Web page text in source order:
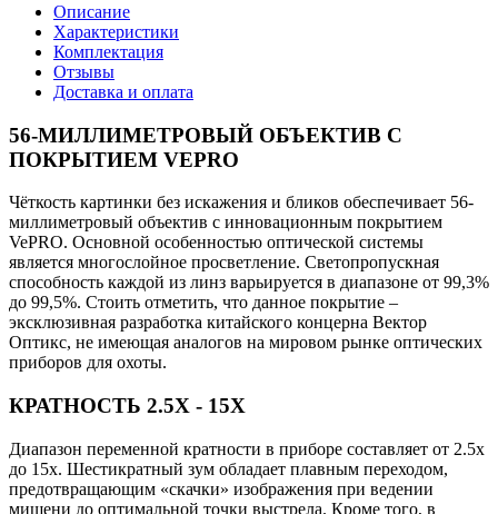
Описание
Характеристики
Комплектация
Отзывы
Доставка и оплата
56-МИЛЛИМЕТРОВЫЙ ОБЪЕКТИВ С
ПОКРЫТИЕМ VEPRO
Чёткость картинки без искажения и бликов обеспечивает 56-
миллиметровый объектив с инновационным покрытием
VePRO. Основной особенностью оптической системы
является многослойное просветление. Светопропускная
способность каждой из линз варьируется в диапазоне от 99,3%
до 99,5%. Стоить отметить, что данное покрытие –
эксклюзивная разработка китайского концерна Вектор
Оптикс, не имеющая аналогов на мировом рынке оптических
приборов для охоты.
КРАТНОСТЬ 2.5X - 15X
Диапазон переменной кратности в приборе составляет от 2.5x
до 15x. Шестикратный зум обладает плавным переходом,
предотвращающим «скачки» изображения при ведении
мишени до оптимальной точки выстрела. Кроме того, в